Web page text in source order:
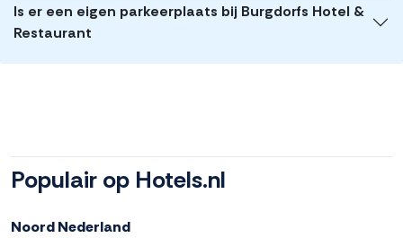
Is er een eigen parkeerplaats bij Burgdorfs Hotel &
Restaurant
Populair op Hotels.nl
Noord Nederland